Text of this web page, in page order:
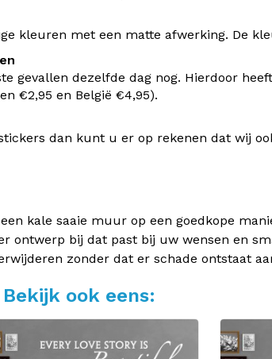
kleuren met een matte afwerking. De
gevallen dezelfde dag nog. Hierdoor
€2,95 en België €4,95).
dan kunt u er op rekenen dat wij
kale saaie muur op een goedkope
ontwerp bij dat past bij uw wensen en
zonder dat er schade ontstaat
ook eens: